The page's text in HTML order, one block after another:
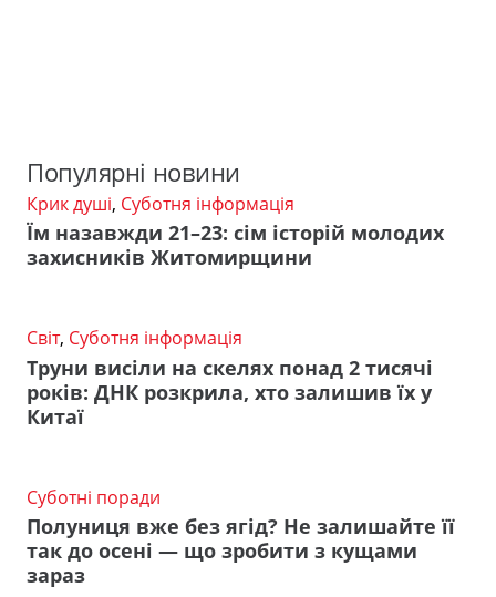
Популярні новини
Крик душі, Суботня інформація
Їм назавжди 21–23: сім історій молодих
захисників Житомирщини
Світ, Суботня інформація
Труни висіли на скелях понад 2 тисячі
років: ДНК розкрила, хто залишив їх у
Китаї
Суботні поради
Полуниця вже без ягід? Не залишайте її
так до осені — що зробити з кущами
зараз